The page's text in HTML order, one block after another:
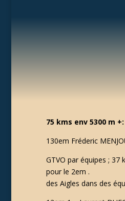
75 kms env 5300 m +:
130em Fréderic
GTVO par équipes ;
pour le 2em .
des Aigles dans des